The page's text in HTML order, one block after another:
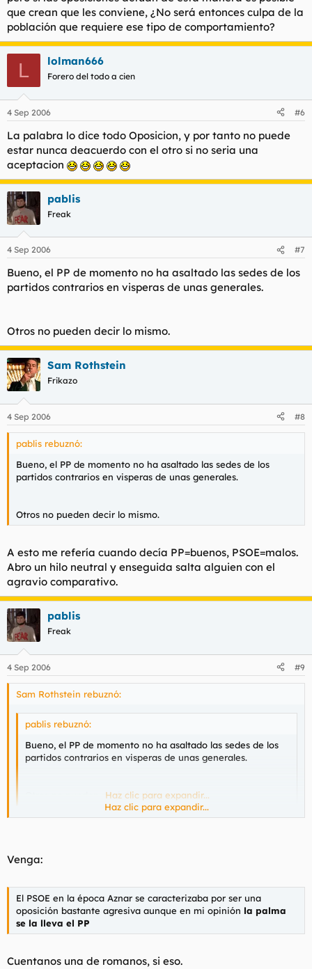
que crean que les conviene, ¿No será entonces culpa de la
población que requiere ese tipo de comportamiento?
L lolman666
Forero del todo a cien
4 Sep 2006 #6
La palabra lo dice todo Oposicion, y por tanto no puede
estar nunca deacuerdo con el otro si no seria una
aceptacion
pablis
Freak
4 Sep 2006 #7
Bueno, el PP de momento no ha asaltado las sedes de los
partidos contrarios en visperas de unas generales.
Otros no pueden decir lo mismo.
Sam Rothstein
Frikazo
4 Sep 2006 #8
pablis rebuznó:
Bueno, el PP de momento no ha asaltado las sedes de los
partidos contrarios en visperas de unas generales.
Otros no pueden decir lo mismo.
A esto me refería cuando decía PP=buenos, PSOE=malos.
Abro un hilo neutral y enseguida salta alguien con el
agravio comparativo.
pablis
Freak
4 Sep 2006 #9
Sam Rothstein rebuznó:
pablis rebuznó:
Bueno, el PP de momento no ha asaltado las sedes de los
partidos contrarios en visperas de unas generales.
Otros no pueden decir lo mismo.
Haz clic para expandir...
Haz clic para expandir...
Venga:
El PSOE en la época Aznar se caracterizaba por ser una
oposición bastante agresiva aunque en mi opinión la palma
se la lleva el PP
Cuentanos una de romanos, si eso.